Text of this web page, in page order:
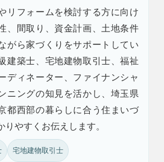
リフォームを検討する方に向け
、間取り、資金計画、土地条件
がら家づくりをサポートしてい
建築士、宅地建物取引士、福祉
ディネーター、ファイナンシャ
ニングの知見を活かし、埼玉県
都西部の暮らしに合う住まいづ
りやすくお伝えします。
宅地建物取引士